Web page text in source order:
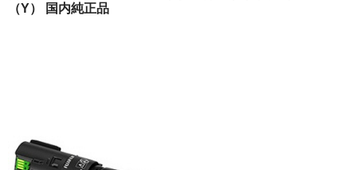
リコー
（Y） 国内純正品